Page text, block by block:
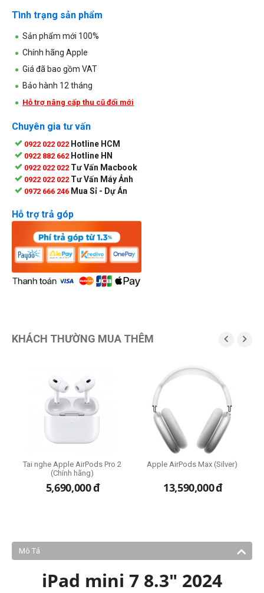
Tình trạng sản phẩm
Sản phẩm mới 100%
Chính hãng Apple
Giá đã bao gồm VAT
Bảo hành 12 tháng
Hỗ trợ nâng cấp thu cũ đổi mới
Chuyên gia tư vấn
0922 022 022 Hotline HCM
0922 882 662 Hotline HN
0922 022 022 Tư Vấn Macbook
0922 022 022 Tư Vấn Máy Ảnh
0972 666 246 Mua Sỉ - Dự Án
Hỗ trợ trả góp
KHÁCH THƯỜNG MUA THÊM  
Tai nghe Apple AirPods Pro 2
(Chính hãng)
5,690,000đ
Apple AirPods Max (Silver)
13,590,000đ
Mô Tả
iPad mini 7 8.3" 2024